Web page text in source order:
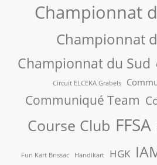
Championnat
Championnat
Championnat du Sud
Circuit ELCEKA Grabels
Communiqué Team
Course Club FFSA
Fun Kart Brissac Handikart HGK